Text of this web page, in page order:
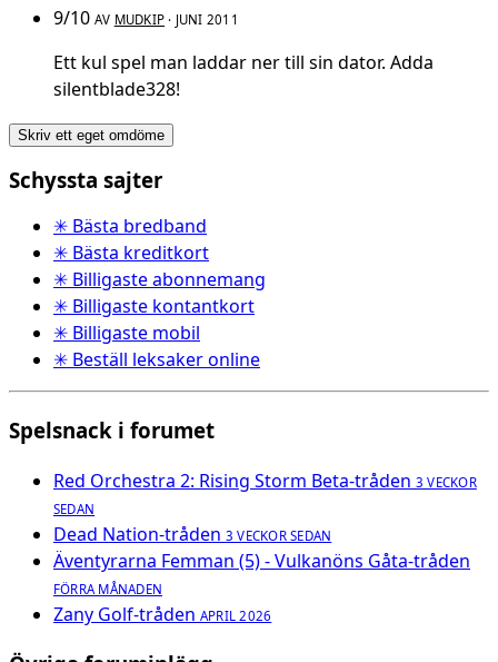
9/10 AV MUDKIP · JUNI 2011
Ett kul spel man laddar ner till sin dator. Adda
silentblade328!
Skriv ett eget omdöme
Schyssta sajter
✳ Bästa bredband
✳ Bästa kreditkort
✳ Billigaste abonnemang
✳ Billigaste kontantkort
✳ Billigaste mobil
✳ Beställ leksaker online
Spelsnack i forumet
Red Orchestra 2: Rising Storm Beta-tråden 3 VECKOR
SEDAN
Dead Nation-tråden 3 VECKOR SEDAN
Äventyrarna Femman (5) - Vulkanöns Gåta-tråden
FÖRRA MÅNADEN
Zany Golf-tråden APRIL 2026